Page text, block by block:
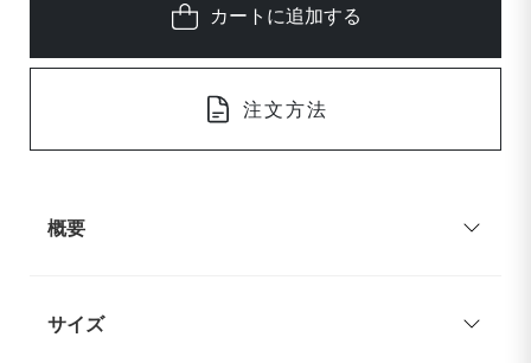
カートに追加する
注文方法
概要
サイズ